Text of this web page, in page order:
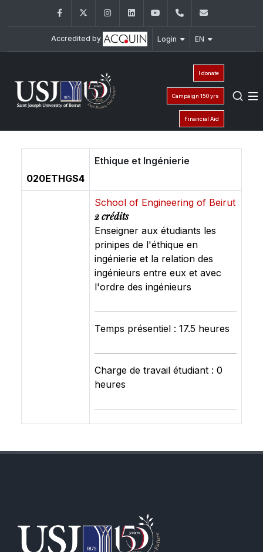
FacebookTwitter InstagramLinkedInYouTube+961 (1) 421 617
Accredited by Login EN
I donate
Campaign 150 yrs
Financial Aid
020ETHGS4
Ethique et Ingénierie
School of Engineering of Beirut
2 crédits
Enseigner aux étudiants les
prinipes de l'éthique en
ingénierie et la relation des
ingénieurs entre eux et avec
l'ordre des ingénieurs
Temps présentiel : 17.5 heures
Charge de travail étudiant : 0
heures